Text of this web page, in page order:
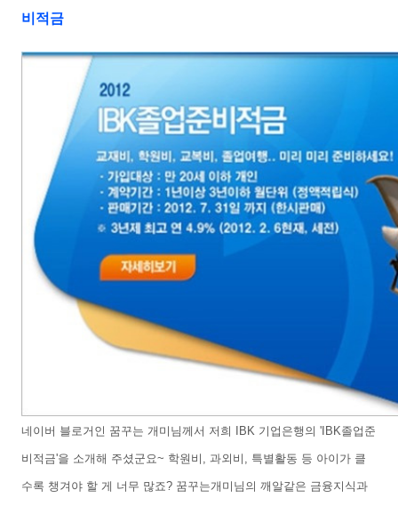
비적금
네이버 블로거인 꿈꾸는 개미님께서 저희 IBK 기업은행의 'IBK졸업준
비적금'을 소개해 주셨군요~ 학원비, 과외비, 특별활동 등 아이가 클
수록 챙겨야 할 게 너무 많죠? 꿈꾸는개미님의 깨알같은 금융지식과